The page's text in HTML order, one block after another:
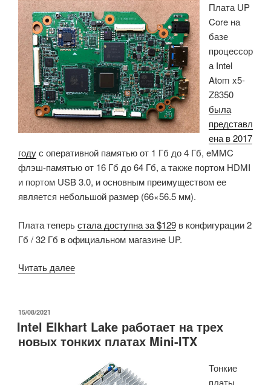
устройство
на
базе
Elkhart
Lake
для
SD-
WAN,
UTM,
экрана,
VPN…»
Плата UP
Core на
базе
процессор
а Intel
Atom x5-
Z8350
была
представл
ена в 2017
годус оперативной памятью от 1 Гб до 4 Гб, eMMC
флэш-памятью от 16 Гб до 64 Гб, а также портом HDMI
и портом USB 3.0, и основным преимуществом ее
является небольшой размер (66×56.5 мм).
Плата теперьстала доступна за $129 в конфигурации 2
Гб / 32 Гб в официальном магазине UP.
Читать далее«SBC
Atom
x5-
ОПУБЛИКОВАНО
15/08/2021
Intel Elkhart Lake работает на трех
новых тонких платах Mini-ITX
Тонкие
платы